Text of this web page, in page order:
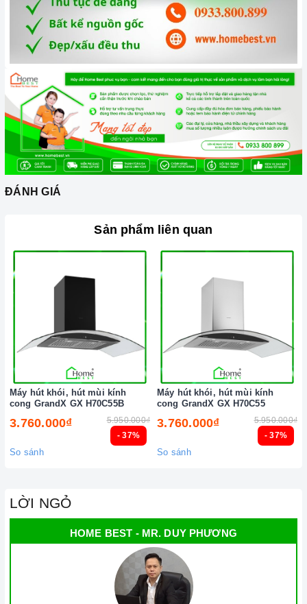
sản phẩm.
Vận chuyển lắp đặt nhanh chóng:Đội ngũ tư vấn viên,
nhân viên và kỹ thuật viên chuyên nghiệp, tận tâm sẽ đồng
hành cùng quý khách trong quá trình mua sắm và sử dụng
sản phẩm.
máy hút khói GRANDX nổi tiếng, cam kết
về chất lượng và nguồn gốc sản phẩm chính hãng. Chúng tôi tự
tin mang đến cho quý khách hàng dịch vụ chăm sóc khách
hàng tận tâm và chính sách bảo hành, hậu mãi chuyên nghiệp
Xem thêm tại đây: Home Best Care - Trung tâm bảo trì, sửa
chữa thiết bị nhà bếp cao cấp
ĐÁNH GIÁ
Sản phẩm liên quan
- 37%
Máy hút khói, hút mùi kính
cong GrandX GX H70C55B
3.760.000₫ 5.950.000₫
So sánh
- 37%
Máy hút khói, hút mùi kính
cong GrandX GX H70C55
3.760.000₫ 5.950.000₫
So sánh
LỜI NGỎ
HOME BEST - MR. DUY PHƯƠNG